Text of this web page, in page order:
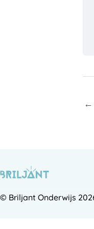
←
© Briljant Onderwijs